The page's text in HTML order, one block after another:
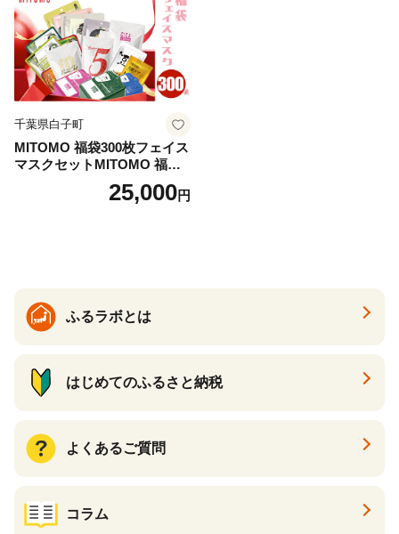
千葉県白子町
MITOMO 福袋300枚フェイス
マスクセットMITOMO 福袋3
00枚フェイスマスクセット
ふるさと納税 パック ファイ
25,000円
ふるラボとは
はじめてのふるさと納税
よくあるご質問
コラム